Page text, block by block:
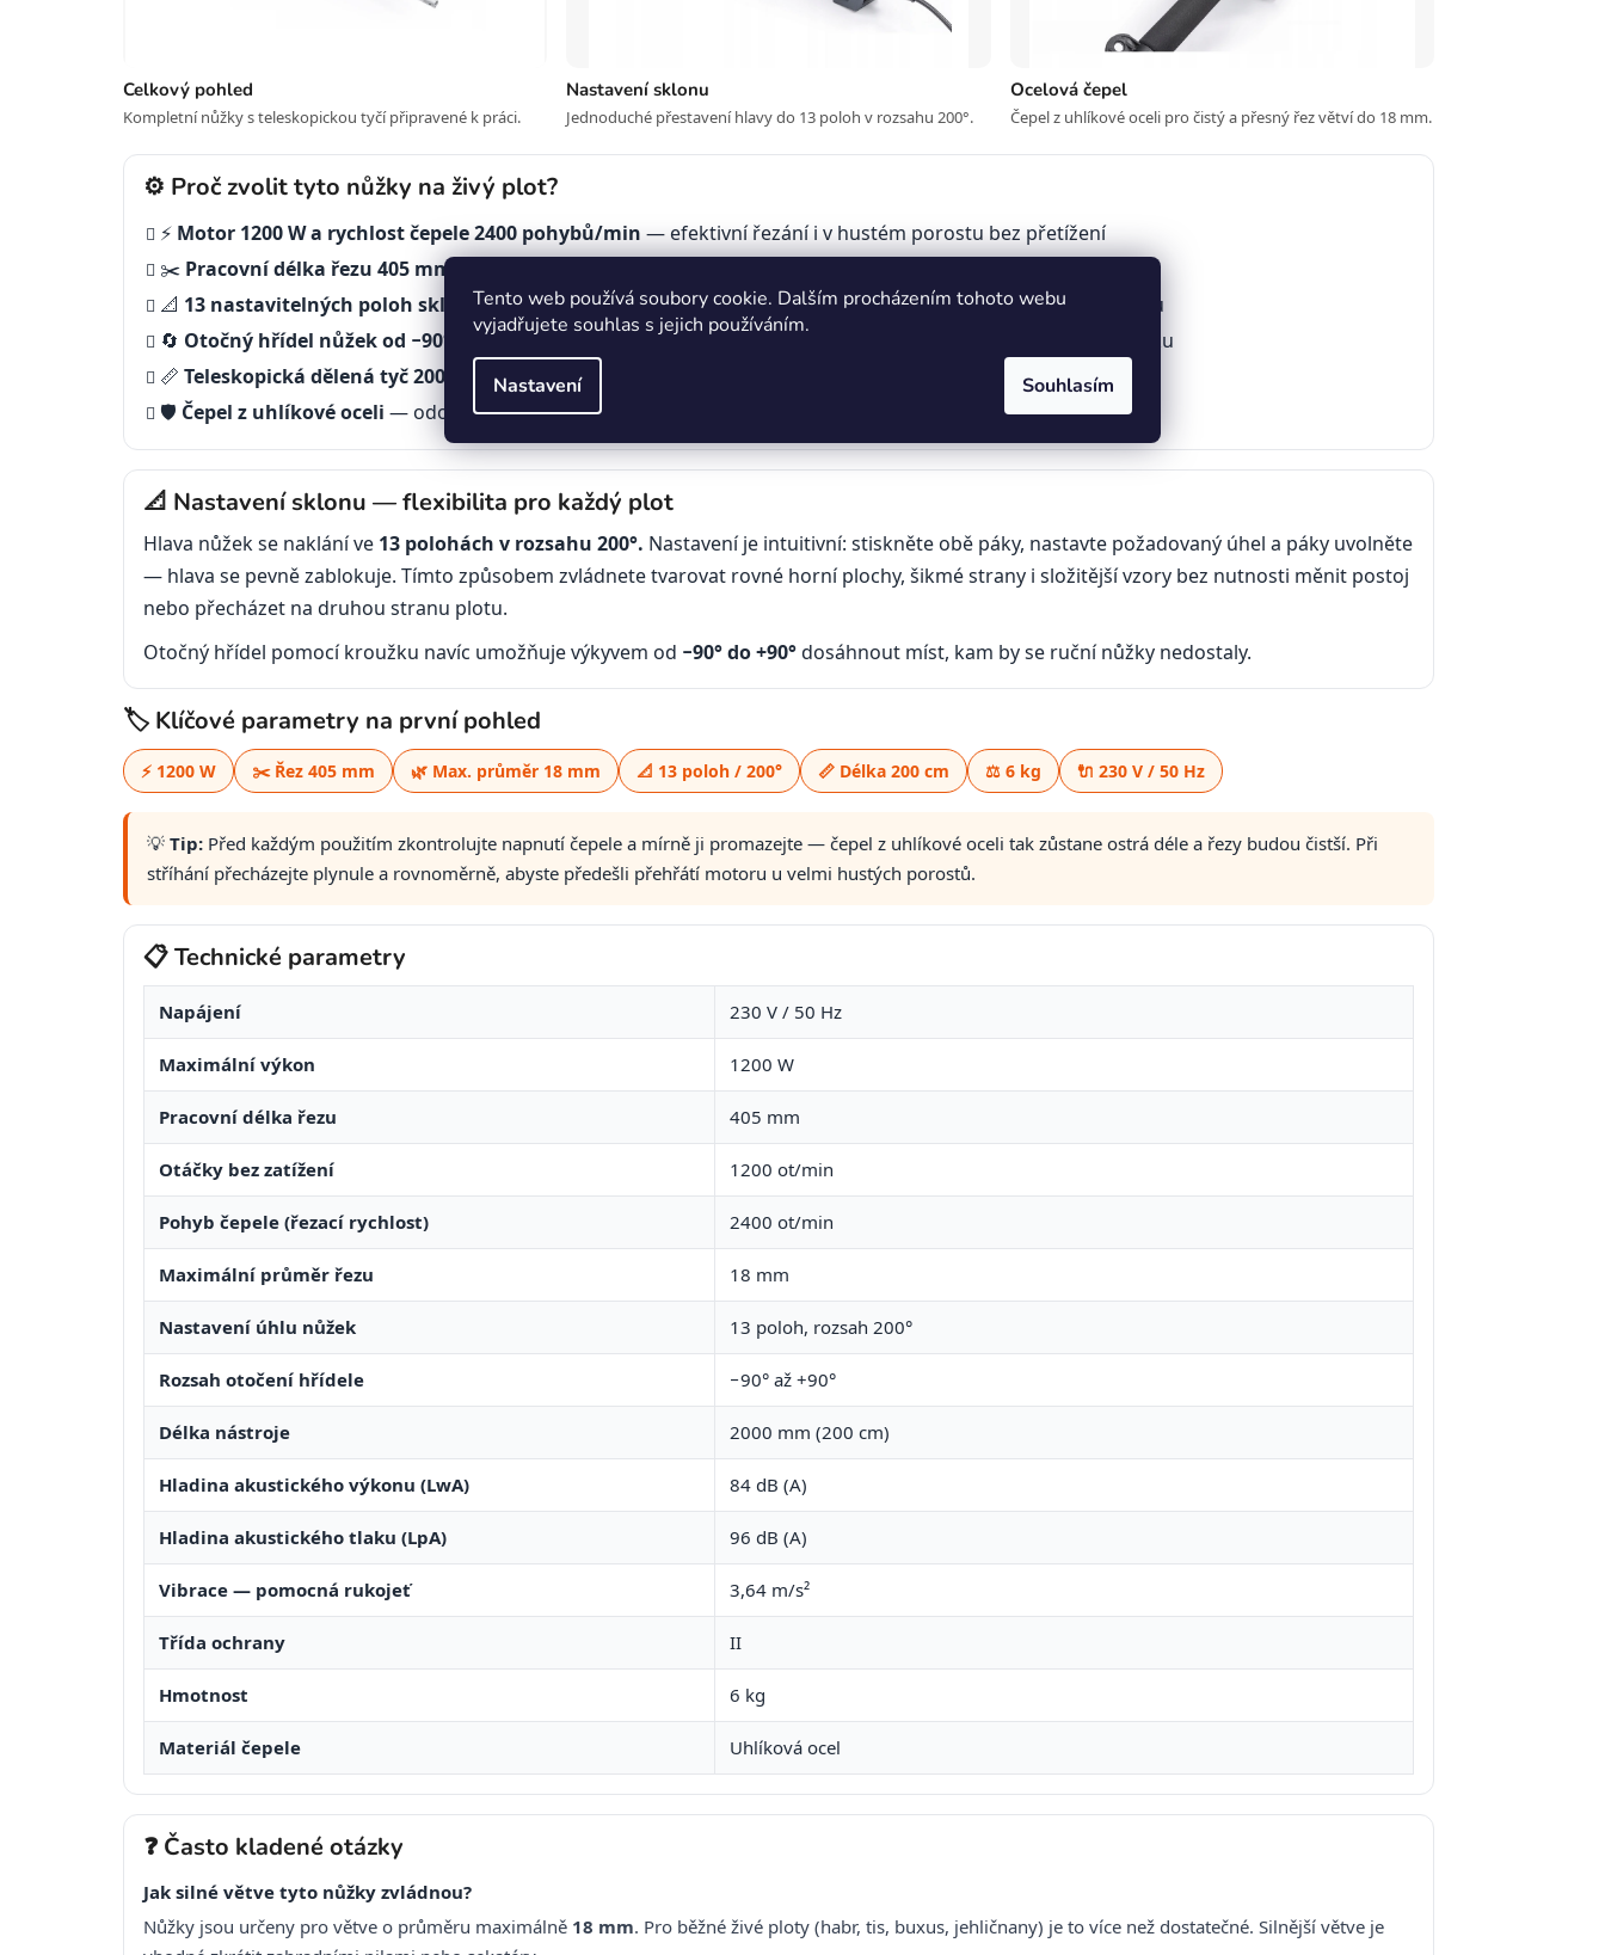
Tento web používá soubory cookie. Dalším procházením tohoto webu
vyjadřujete souhlas s jejich používáním.
Nastavení Souhlasím
Celkový pohled
Kompletní nůžky s teleskopickou tyčí připravené k práci.
Nastavení sklonu
Jednoduché přestavení hlavy do 13 poloh v rozsahu 200°.
Ocelová čepel
Čepel z uhlíkové oceli pro čistý a přesný řez větví do 18 mm.
⚙️ Proč zvolit tyto nůžky na živý plot?
⚡ Motor 1200 W a rychlost čepele 2400 pohybů/min — efektivní řezání i v hustém porostu bez přetížení
✂️ Pracovní délka řezu 405 mm
📐 13 nastavitelných poloh sklonu v rozsahu 200°— optimální úhel pro horní plochy, boky i šikmé tvary plotu
🔄 Otočný hřídel nůžek od −90° do +90°
— snadný přístup i na těžko dostupná místa pomocí otočného kroužku
📏 Teleskopická dělená tyč 200 cm
— práce ve výšce bez žebříku; složením na polovinu je přeprava pohodlná
🛡️ Čepel z uhlíkové oceli — odolný materiál pro dlouhou životnost a čistý řez
📐 Nastavení sklonu — flexibilita pro každý plot
Hlava nůžek se naklání ve 13 polohách v rozsahu 200°. Nastavení je intuitivní: stiskněte obě páky, nastavte požadovaný úhel a páky uvolněte
— hlava se pevně zablokuje. Tímto způsobem zvládnete tvarovat rovné horní plochy, šikmé strany i složitější vzory bez nutnosti měnit postoj
nebo přecházet na druhou stranu plotu.
Otočný hřídel pomocí kroužku navíc umožňuje výkyvem od −90° do +90°dosáhnout míst, kam by se ruční nůžky nedostaly.
🏷️ Klíčové parametry na první pohled
⚡ 1200 W ✂️ Řez 405 mm 🌿 Max. průměr 18 mm 📐 13 poloh / 200° 📏 Délka 200 cm ⚖️ 6 kg 🔌 230 V / 50 Hz
💡 Tip: Před každým použitím zkontrolujte napnutí čepele a mírně ji promazejte — čepel z uhlíkové oceli tak zůstane ostrá déle a řezy budou čistší. Při
stříhání přecházejte plynule a rovnoměrně, abyste předešli přehřátí motoru u velmi hustých porostů.
📋 Technické parametry
Napájení 230 V / 50 Hz
Maximální výkon 1200 W
Pracovní délka řezu 405 mm
Otáčky bez zatížení 1200 ot/min
Pohyb čepele (řezací rychlost) 2400 ot/min
Maximální průměr řezu 18 mm
Nastavení úhlu nůžek 13 poloh, rozsah 200°
Rozsah otočení hřídele −90° až +90°
Délka nástroje 2000 mm (200 cm)
Hladina akustického výkonu (LwA) 84 dB (A)
Hladina akustického tlaku (LpA) 96 dB (A)
Vibrace — pomocná rukojeť 3,64 m/s²
Třída ochrany II
Hmotnost 6 kg
Materiál čepele Uhlíková ocel
❓ Často kladené otázky
Jak silné větve tyto nůžky zvládnou?
Nůžky jsou určeny pro větve o průměru maximálně 18 mm. Pro běžné živé ploty (habr, tis, buxus, jehličnany) je to více než dostatečné. Silnější větve je